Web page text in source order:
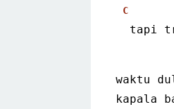
C
tapi
waktu
kapala